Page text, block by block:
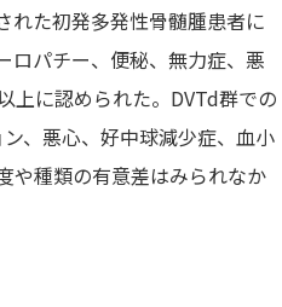
れた初発多発性骨髄腫患者に
ロパチー、便秘、無力症、悪
上に認められた。DVTd群での
、悪心、好中球減少症、血小
や種類の有意差はみられなか